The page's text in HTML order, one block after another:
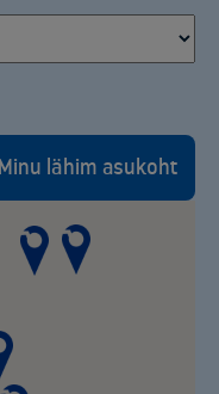
Minu lähim asukoht